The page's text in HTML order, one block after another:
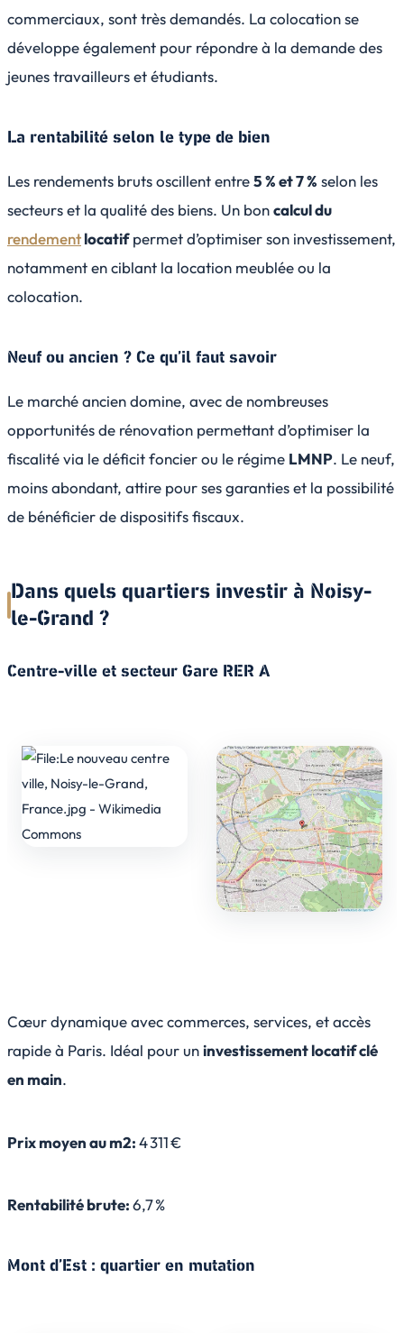
commerciaux, sont très demandés. La colocation se
développe également pour répondre à la demande des
jeunes travailleurs et étudiants.
La rentabilité selon le type de bien
Les rendements bruts oscillent entre5 % et 7 % selon les
secteurs et la qualité des biens. Un boncalcul du
rendementlocatifpermet d’optimiser son investissement,
notamment en ciblant la location meublée ou la
colocation.
Neuf ou ancien ? Ce qu’il faut savoir
Le marché ancien domine, avec de nombreuses
opportunités de rénovation permettant d’optimiser la
fiscalité via le déficit foncier ou le régime LMNP. Le neuf,
moins abondant, attire pour ses garanties et la possibilité
de bénéficier de dispositifs fiscaux.
Dans quels quartiers investir à Noisy-
le-Grand ?
Centre-ville et secteur Gare RER A
Cœur dynamique avec commerces, services, et accès
rapide à Paris. Idéal pour uninvestissement locatif clé
en main.
Prix moyen au m2:4 311 €
Rentabilité brute:6,7 %
Mont d’Est : quartier en mutation